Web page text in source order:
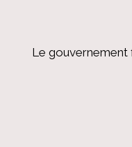
Le gouvernement